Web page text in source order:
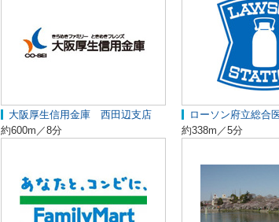
大阪厚生信用金庫 西田辺支店
約600m／8分
ローソン府立総合
約338m／5分